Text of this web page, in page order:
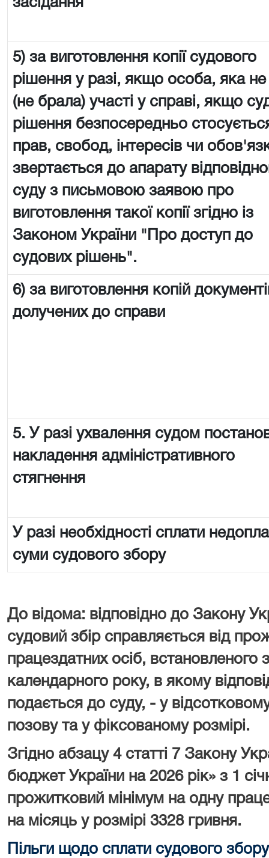
засідання
5) за виготовлення копії судового
рішення у разі, якщо особа, яка
(не брала) участі у справі, якщо
рішення безпосередньо стосується
прав, свобод, інтересів чи
звертається до апарату
суду з письмовою заявою про
виготовлення такої копії згідно із
Законом України "Про доступ до
судових рішень".
6) за виготовлення копій
долучених до справи
5. У разі ухвалення судом
накладення адміністративного
стягнення
У разі необхідності сплати
суми судового збору
До відома: відповідно до Закону
судовий збір справляється від
працездатних осіб, встановленого
календарного року, в якому
подається до суду, - у
позову та у фіксованому розмірі.
Згідно абзацу 4 статті 7 Закону
бюджет України на 2026 рік» з 1
прожитковий мінімум на одну
на місяць у розмірі 3328 гривня.
Пільги щодо сплати судового збору